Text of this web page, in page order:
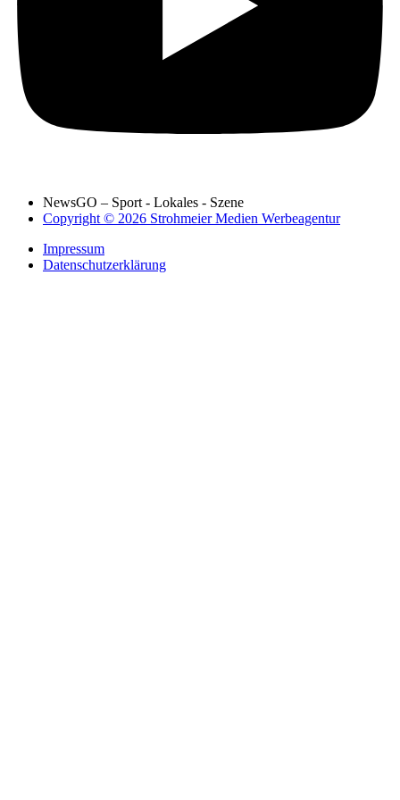
NewsGO – Sport - Lokales - Szene
Copyright © 2026 Strohmeier Medien Werbeagentur
Impressum
Datenschutzerklärung